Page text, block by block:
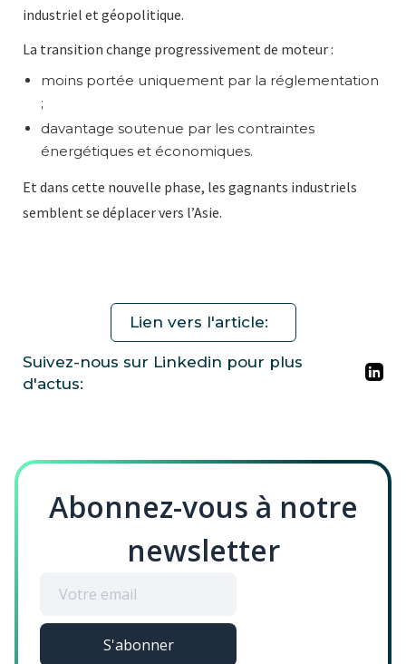
industriel et géopolitique.
La transition change progressivement de moteur :
moins portée uniquement par la réglementation
;
davantage soutenue par les contraintes
énergétiques et économiques.
Et dans cette nouvelle phase, les gagnants industriels
semblent se déplacer vers l’Asie.
Lien vers l'article:
Suivez-nous sur Linkedin pour plus
d'actus:
Abonnez-vous à notre
newsletter